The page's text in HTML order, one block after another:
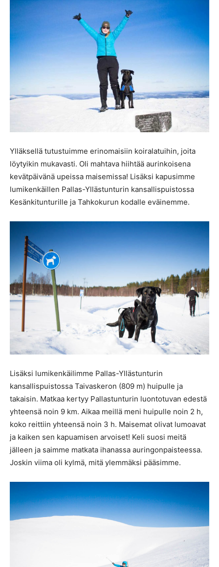
Ylläksellä tutustuimme erinomaisiin koiralatuihin, joita
löytyikin mukavasti. Oli mahtava hiihtää aurinkoisena
kevätpäivänä upeissa maisemissa! Lisäksi kapusimme
lumikenkäillen Pallas-Yllästunturin kansallispuistossa
Kesänkitunturille ja Tahkokurun kodalle eväinemme.
Lisäksi lumikenkäilimme Pallas-Yllästunturin
kansallispuistossa Taivaskeron (809 m) huipulle ja
takaisin. Matkaa kertyy Pallastunturin luontotuvan edestä
yhteensä noin 9 km. Aikaa meillä meni huipulle noin 2 h,
koko reittiin yhteensä noin 3 h. Maisemat olivat lumoavat
ja kaiken sen kapuamisen arvoiset! Keli suosi meitä
jälleen ja saimme matkata ihanassa auringonpaisteessa.
Joskin viima oli kylmä, mitä ylemmäksi pääsimme.